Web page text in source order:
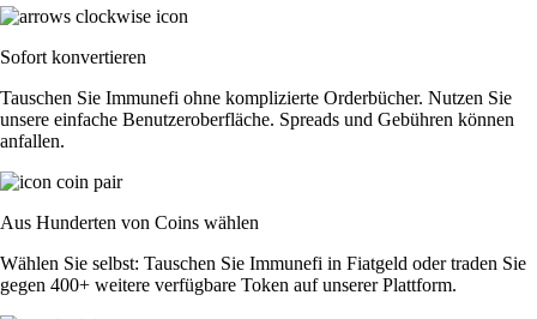
Sofort konvertieren
Tauschen Sie Immunefi ohne komplizierte Orderbücher. Nutzen Sie
unsere einfache Benutzeroberfläche. Spreads und Gebühren können
anfallen.
Aus Hunderten von Coins wählen
Wählen Sie selbst: Tauschen Sie Immunefi in Fiatgeld oder traden Sie
gegen 400+ weitere verfügbare Token auf unserer Plattform.